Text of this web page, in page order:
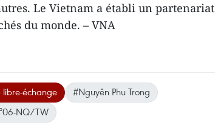
Le Vietnam a établi un partenariat
du monde. – VNA
échange
#Nguyên Phu Trong
NQ/TW